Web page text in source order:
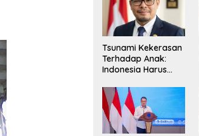
Tsunami Kekerasan
Terhadap Anak:
Indonesia Harus